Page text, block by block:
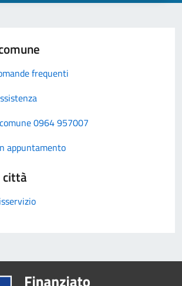
frequenti
0964 957007
appuntamento
città